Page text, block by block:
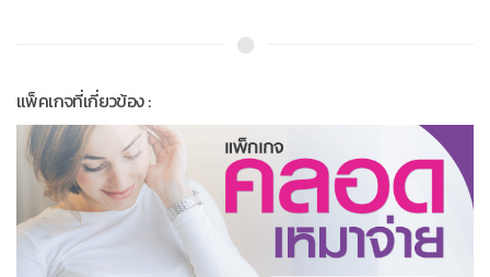
แพ็คเกจที่เกี่ยวข้อง :